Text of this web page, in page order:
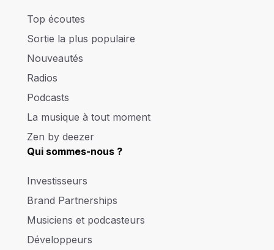
Top écoutes
Sortie la plus populaire
Nouveautés
Radios
Podcasts
La musique à tout moment
Zen by deezer
Qui sommes-nous ?
Investisseurs
Brand Partnerships
Musiciens et podcasteurs
Développeurs